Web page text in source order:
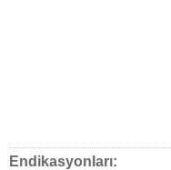
Endikasyonları: